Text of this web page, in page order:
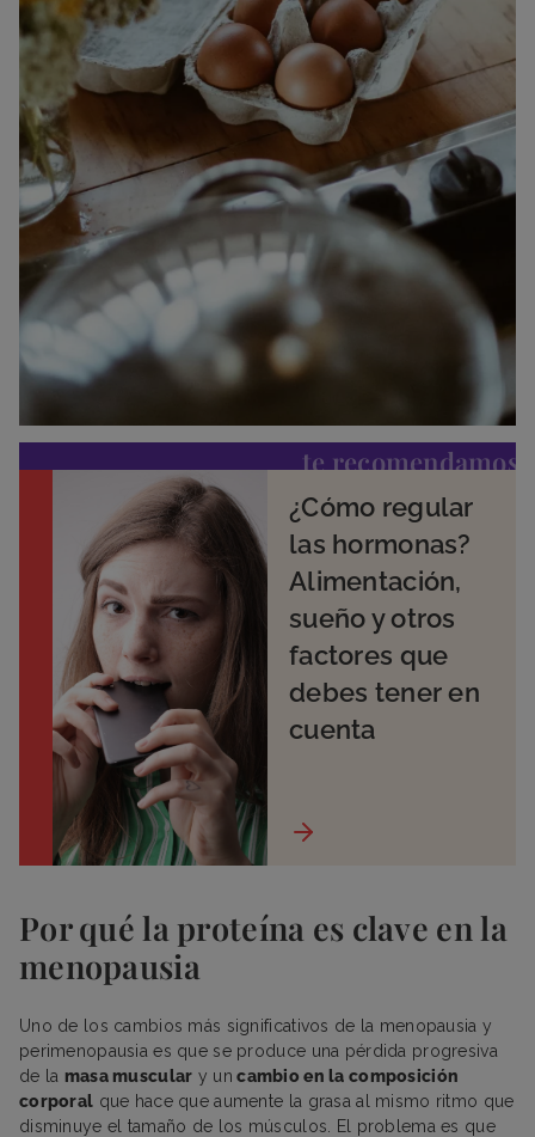
te recomendamos
¿Cómo regular
las hormonas?
Alimentación,
sueño y otros
factores que
debes tener en
cuenta
Por qué la proteína es clave en la
menopausia
Uno de los cambios más significativos de la menopausia y
perimenopausia es que se produce una pérdida progresiva
de la masa muscular y un cambio en la composición
corporal que hace que aumente la grasa al mismo ritmo que
disminuye el tamaño de los músculos. El problema es que